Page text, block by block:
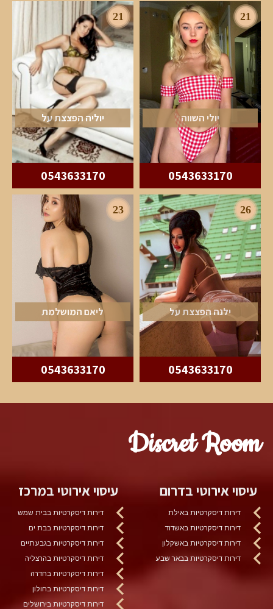
21
יולי השווה
0543633170
21
יוליה הפצצת על
0543633170
26
ילנה הפצצת על
0543633170
23
ליאם המושלמת
0543633170
Discret Room
עיסוי אירוטי בדרום
דירות דיסקרטיות באילת
דירות דיסקרטיות באשדוד
דירות דיסקרטיות באשקלון
דירות דיסקרטיות בבאר שבע
עיסוי אירוטי במרכז
דירות דיסקרטיות בבית שמש
דירות דיסקרטיות בבת ים
דירות דיסקרטיות בגבעתיים
דירות דיסקרטיות בהרצליה
דירות דיסקרטיות בחדרה
דירות דיסקרטיות בחולון
דירות דיסקרטיות בירושלים